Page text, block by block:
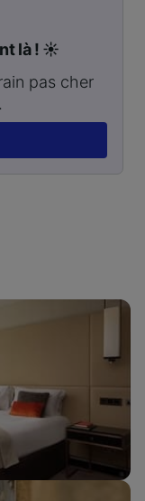
là ! ☀️
pas cher